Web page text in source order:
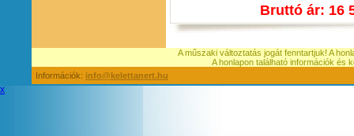
Bruttó ár: 16
A műszaki változtatás jogát fenntartjuk! A
A honlapon található információk és
Információk: info@kelettanert.hu
x